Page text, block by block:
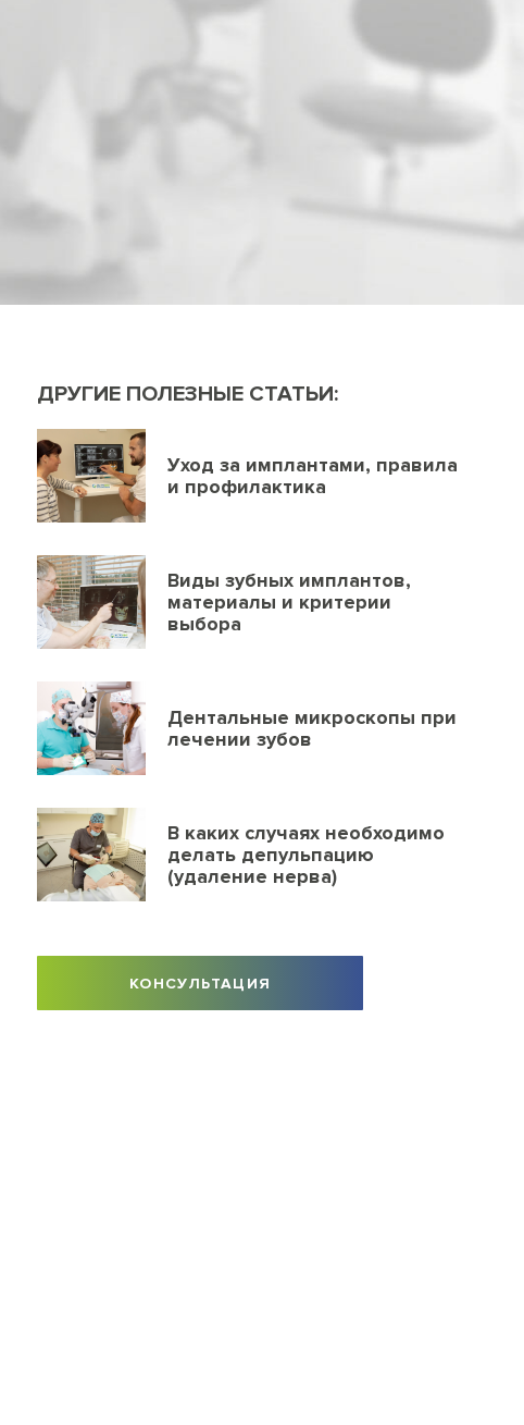
ДРУГИЕ ПОЛЕЗНЫЕ СТАТЬИ:
Уход за имплантами, правила
и профилактика
Виды зубных имплантов,
материалы и критерии
выбора
Дентальные микроскопы при
лечении зубов
В каких случаях необходимо
делать депульпацию
(удаление нерва)
КОНСУЛЬТАЦИЯ